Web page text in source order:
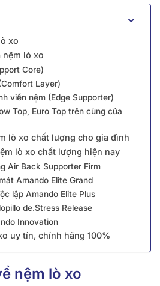
xo
nệm lò xo
Core)
Layer)
viền nệm (Edge Supporter)
Top, Euro Top trên cùng của
lò xo chất lượng cho gia đình
lò xo chất lượng hiện nay
Air Back Supporter Firm
Amando Elite Grand
lập Amando Elite Plus
de.Stress Release
Innovation
uy tín, chính hãng 100%
nệm lò xo